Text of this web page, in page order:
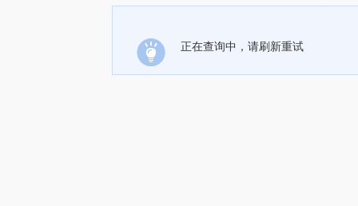
正在查询中，请刷新重试